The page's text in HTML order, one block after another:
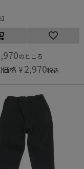
のところ
価格 ¥ 2,970税込